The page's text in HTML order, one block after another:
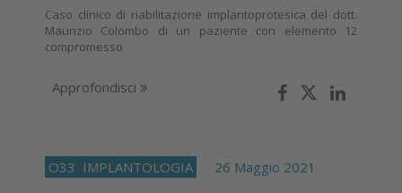
Caso clinico di riabilitazione implantoprotesica del dott.
Maurizio Colombo di un paziente con elemento 12
compromesso
Approfondisci
O33 IMPLANTOLOGIA 26 Maggio 2021